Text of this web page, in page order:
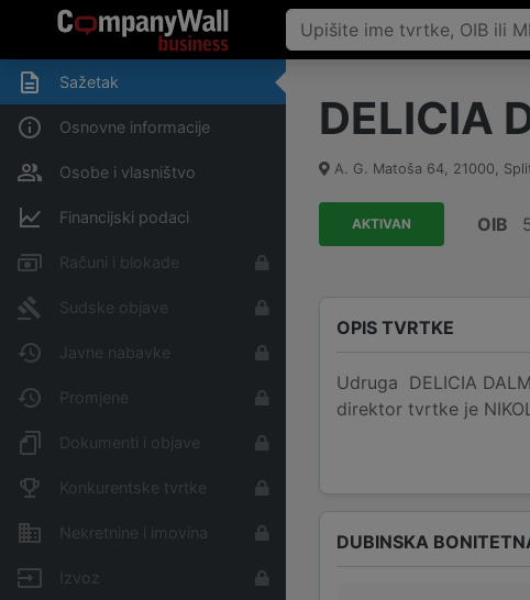
Sažetak
Osnovne informacije
Osobe i vlasništvo
Financijski podaci
Računi i blokade
Sudske objave
Javne nabavke
Promjene
Dokumenti i objave
Konkurentske tvrtke
Nekretnine i imovina
Izvoz
DELICIA
A. G. Matoša 64, 21000,
AKTIVAN OIB
OPIS TVRTKE
Udruga DELICIA
direktor tvrtke je
DUBINSKA